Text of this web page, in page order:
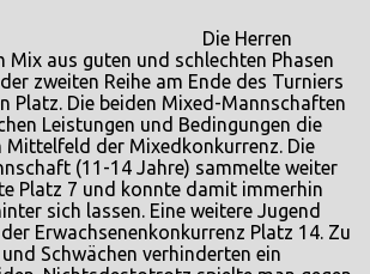
Die Herren
Mix aus guten und schlechten Phasen
zweiten Reihe am Ende des Turniers
Platz. Die beiden Mixed-Mannschaften
Leistungen und Bedingungen die
Mittelfeld der Mixedkonkurrenz. Die
(11-14 Jahre) sammelte weiter
Platz 7 und konnte damit immerhin
sich lassen. Eine weitere Jugend
Erwachsenenkonkurrenz Platz 14. Zu
Schwächen verhinderten ein